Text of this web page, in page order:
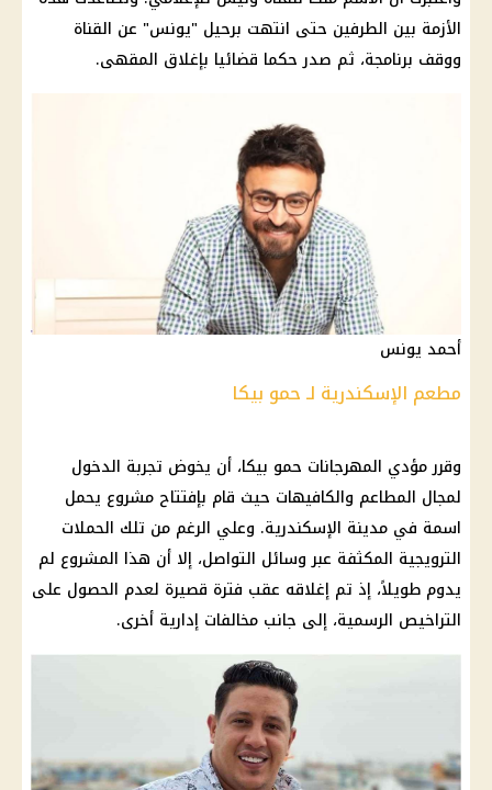
الأزمة بين الطرفين حتى انتهت برحيل "يونس" عن القناة
ووقف برنامجة، ثم صدر حكما قضائيا بإغلاق المقهى.
أحمد يونس
مطعم الإسكندرية لـ حمو بيكا
وقرر مؤدي المهرجانات حمو بيكا، أن يخوض تجربة الدخول
لمجال المطاعم والكافيهات حيث قام بإفتتاح مشروع يحمل
اسمة في مدينة الإسكندرية. وعلي الرغم من تلك الحملات
الترويجية المكثفة عبر وسائل التواصل، إلا أن هذا المشروع لم
يدوم طويلاً، إذ تم إغلاقه عقب فترة قصيرة لعدم الحصول على
التراخيص الرسمية، إلى جانب مخالفات إدارية أخرى.